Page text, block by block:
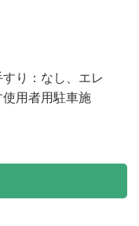
り：なし、エレ
用者用駐車施